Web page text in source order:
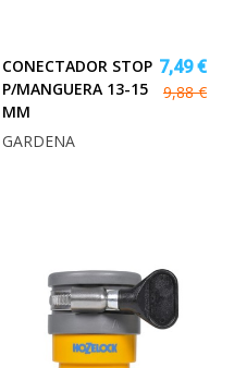
CONECTADOR STOP
P/MANGUERA 13-15
MM
7,49 €
9,88 €
GARDENA